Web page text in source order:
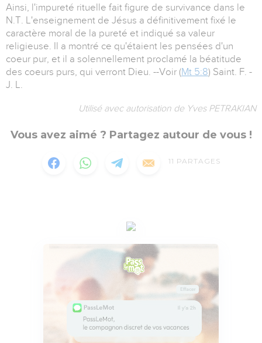
Ainsi, l'impureté rituelle fait figure de survivance dans le
N.T. L'enseignement de Jésus a définitivement fixé le
caractère moral de la pureté et indiqué sa valeur
religieuse. Il a montré ce qu'étaient les pensées d'un
coeur pur, et il a solennellement proclamé la béatitude
des coeurs purs, qui verront Dieu. --Voir (Mt 5:8) Saint. F. -
J. L.
Utilisé avec autorisation de Yves PETRAKIAN
Vous avez aimé ? Partagez autour de vous !
11 PARTAGES